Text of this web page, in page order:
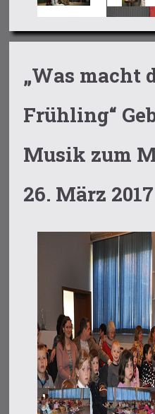
„Was macht
Frühling“
Musik zum
26. März 2017